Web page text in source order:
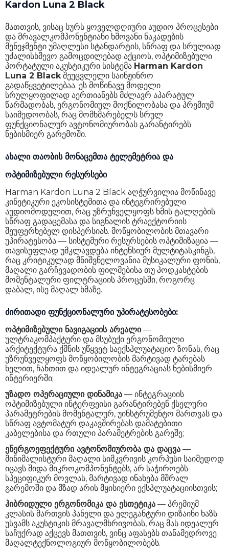
Kardon Luna 2 Black
მათთვის, ვისაც სურს ყოველდღიური აუდიო პროცესები
და მრავალკომპონენტიანი ხმოვანი ნაკადების
მენეჯმენტი უმაღლესი სტანდარტის, სწრაფ და სრულიად
უძალისხმევო გამოცდილებად აქციოს, ოპტიმიზებული
პორტატული აკუსტიკური სისტემა Harman Kardon
Luna 2 Blackშეუცვლელი საინჟინრო
გადაწყვეტილებაა. ეს მოწინავე მოდელი
სრულყოფილად აერთიანებს მძლავრ აპარატულ
წარმადობას, ერგონომიულ მოქნილობასა და პრემიუმ
საიმედოობას, რაც მომხმარებელს სრულ
ფუნქციონალურ ავტონომიურობას გარანტირებს
ნებისმიერ გარემოში.
ახალი თაობის მონაცემთა ტელემეტრია და
ოპტიმიზებული რესურსები
Harman Kardon Luna 2 Black აღჭურვილია მოწინავე
კინეტიკური ეკოსისტემითა და ინტეგრირებული
აუდიომოდულით, რაც უზრუნველყოფს ხმის ტალღების
სწრაფ გადაცემასა და სიგნალის ტრაექტორიის
შეუფერხებელ დისპერსიას. მოწყობილობის მთავარი
უპირატესობა — სისტემური რესურსების ოპტიმიზაცია —
თავისუფლად უმკლავდება ინტენსიურ მულტიტასკინგს,
რაც კრიტიკულად მნიშვნელოვანია მუსიკალური ფონის,
მაღალი გარჩევადობის ფილმებისა თუ პოდკასტების
მომენტალური ფილტრაციის პროცესში, როგორც
დაბალ, ისე მაღალ ხმაზე.
ძირითადი ფუნქციონალური უპირატესობები:
ოპტიმიზებული ნავიგაციის არეალი—
ულტრაკომპაქტური და მსუბუქი ერგონომიული
არქიტექტურა ქმნის უწყვეტ საექსპლუატაციო ზონას, რაც
უზრუნველყოფს მოწყობილობის მარტივად ტარებას
ხელით, ჩანთით და იდეალურ ინტეგრაციას ნებისმიერ
ინტერიერში;
უზადო ოპერაციული დინამიკა — ინტეგრაციის
ოპტიმიზებული ინტერფეისი გარანტირებენ ქსელური
პარამეტრების მომენტალურ, უინსტრუმენტო მართვას და
სწრაფ ავტომატურ დაკავშირებას დამატებითი
კაბელებისა და რთული პარამეტრების გარეშე;
ენერგოეფექტური ავტონომიურობა და დაცვა —
მინიმალისტური მაღალი სიმკვრივის კორპუსი საიმედოდ
იცავს შიდა მიკროკომპონენტებს, არ საჭიროებს
სპეციფიკურ მოვლას, მარტივად ინახება მშრალ
გარემოში და მზად არის მყისიერი ექსპლუატაციისთვის;
ჰიბრიდული ერგონომიკა და ესთეტიკა — პრემიუმ
კლასის მართვის პანელი და ელეგანტური დიზაინი ხაზს
უსვამს აკუსტიკის მრავალმხრივობას, რაც მას იდეალურ
საჩუქრად აქცევს მათთვის, ვინც აფასებს თანამედროვე
მაღალტექნოლოგიურ მოწყობილობებს.